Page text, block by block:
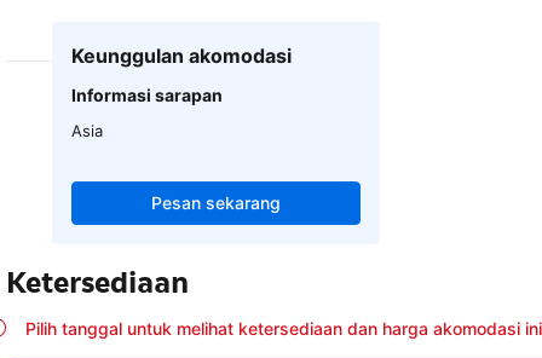
Keunggulan akomodasi
Informasi sarapan
Asia
Pesan sekarang
Ketersediaan
Pilih tanggal untuk melihat ketersediaan dan harga akomodasi ini